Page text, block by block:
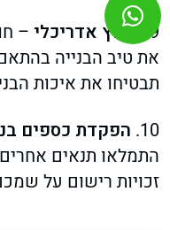
9. ייעוץ אדריכלי –
את טיב הבנייה
תבטיחו את איכות
10. הפקדת כספים
התמלאו תנאים
זכויות רישום על